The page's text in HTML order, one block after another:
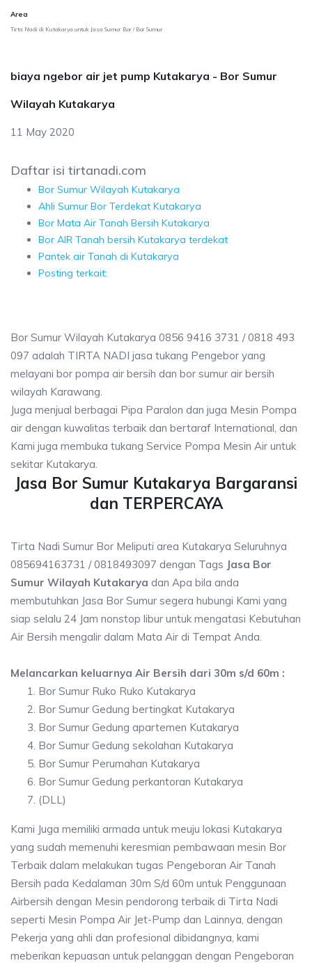
Area
Tirta Nadi di Kutakarya untuk Jasa Sumur Bor / Bor Sumur
biaya ngebor air jet pump Kutakarya - Bor Sumur
Wilayah Kutakarya
11 May 2020
Daftar isi tirtanadi.com
Bor Sumur Wilayah Kutakarya
Ahli Sumur Bor Terdekat Kutakarya
Bor Mata Air Tanah Bersih Kutakarya
Bor AIR Tanah bersih Kutakarya terdekat
Pantek air Tanah di Kutakarya
Posting terkait:
Bor Sumur Wilayah Kutakarya 0856 9416 3731 / 0818 493
097 adalah TIRTA NADI jasa tukang Pengebor yang
melayani bor pompa air bersih dan bor sumur air bersih
wilayah Karawang.
Juga menjual berbagai Pipa Paralon dan juga Mesin Pompa
air dengan kuwalitas terbaik dan bertaraf International, dan
Kami juga membuka tukang Service Pompa Mesin Air untuk
sekitar Kutakarya.
Jasa Bor Sumur Kutakarya Bargaransi
dan TERPERCAYA
Tirta Nadi Sumur Bor Meliputi area Kutakarya Seluruhnya
085694163731 / 0818493097 dengan Tags Jasa Bor
Sumur Wilayah Kutakarya dan Apa bila anda
membutuhkan Jasa Bor Sumur segera hubungi Kami yang
siap selalu 24 Jam nonstop libur untuk mengatasi Kebutuhan
Air Bersih mengalir dalam Mata Air di Tempat Anda.
Melancarkan keluarnya Air Bersih dari 30m s/d 60m :
Bor Sumur Ruko Ruko Kutakarya
Bor Sumur Gedung bertingkat Kutakarya
Bor Sumur Gedung apartemen Kutakarya
Bor Sumur Gedung sekolahan Kutakarya
Bor Sumur Perumahan Kutakarya
Bor Sumur Gedung perkantoran Kutakarya
(DLL)
Kami Juga memiliki armada untuk meuju lokasi Kutakarya
yang sudah memenuhi keresmian pembawaan mesin Bor
Terbaik dalam melakukan tugas Pengeboran Air Tanah
Bersih pada Kedalaman 30m S/d 60m untuk Penggunaan
Airbersih dengan Mesin pendorong terbaik di Tirta Nadi
seperti Mesin Pompa Air Jet-Pump dan Lainnya, dengan
Pekerja yang ahli dan profesional dibidangnya, kami
meberikan kepuasan untuk pelanggan dengan Pengeboran